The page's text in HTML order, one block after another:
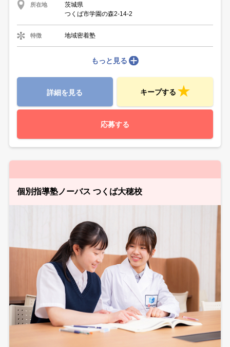
所在地
茨城県
つくば市学園の森2-14-2
特徴 地域密着塾
もっと見る
詳細を見る キープする
応募する
個別指導塾ノーバス つくば大穂校